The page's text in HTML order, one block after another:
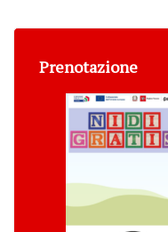
Prenotazione